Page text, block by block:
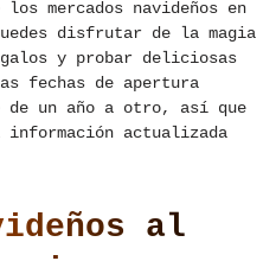
mercados navideños en
disfrutar de la magia
y probar deliciosas
fechas de apertura
de un año a otro, así que
actualizada
al